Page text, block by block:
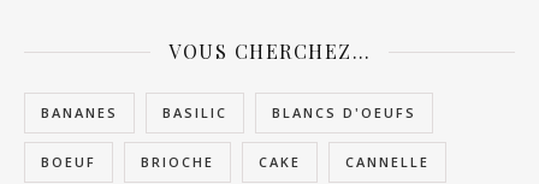
VOUS CHERCHEZ…
BANANES BASILIC BLANCS D'OEUFS
BOEUF BRIOCHE CAKE CANNELLE